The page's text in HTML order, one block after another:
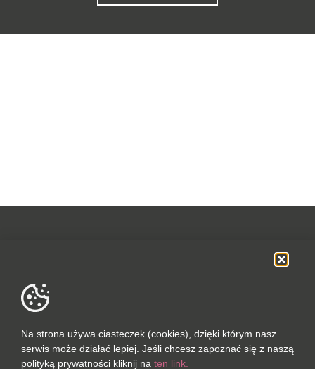
POLUBIONYCH (0 / 10)
SOCIAL MEDIA
DANE FIRMOWE
Na strona używa ciasteczek (cookies), dzięki którym nasz
serwis może działać lepiej. Jeśli chcesz zapoznać się z naszą
polityką prywatności kliknij na ten link.